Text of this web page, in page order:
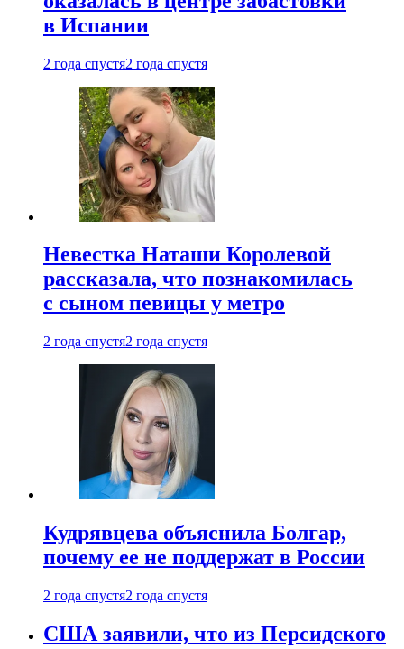
в Испании
2 года спустя2 года спустя
Невестка Наташи Королевой
рассказала, что познакомилась
с сыном певицы у метро
2 года спустя2 года спустя
Кудрявцева объяснила Болгар,
почему ее не поддержат в России
2 года спустя2 года спустя
США заявили, что из Персидского